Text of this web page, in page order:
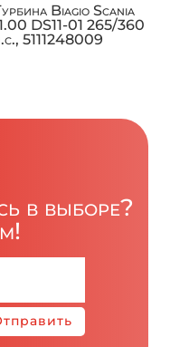
Biagio Scania
DS11-01 265/360
5111248009
в выборе?